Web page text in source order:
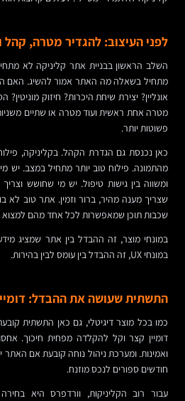
לפני העיצוב: להגדיר מטרה, קהל
השלב הראשון בבניית אתר קליניקה לא
מתחיל בשאלה מה האתר אמור להשיג. האם
אונליין? יצירת שיחת היכרות? חיזוק
מטרה אחת ראשית ועוד מטרה או שתיים
פשוטות יותר.
כאן נכנסת גם הגדרת הקהל. בקליניקה,
מהתמונה. פילוח טוב יותר מתחיל במצב. יש
ומשווה בין גישות טיפול. יש מי שחושש
שצריך מענה מהיר, ברור וזמין. אתר טוב
שכבות תוכן שמאפשרות לכל אחד מהם
במונחי מוצר, זה ההבדל בין אתר שמציג
במונחי UX, זה ההבדל בין עומס לבין בהירות.
התשתית שעושה את ההבדל:
כמו בכל מוצר דיגיטלי, גם כאן התשתית
דומיין קצר וקל להקלדה מפחית חיכוך.
ואמינות. ומערכת ניהול נוחה קובעת אם האתר
חודשים ספורים לנכס מוזנח.
עבור רוב הקליניקות, וורדפרס היא